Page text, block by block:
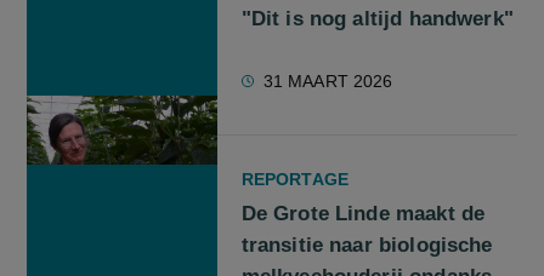
"Dit is nog altijd handwerk"
31 MAART 2026
REPORTAGE
De Grote Linde maakt de
transitie naar biologische